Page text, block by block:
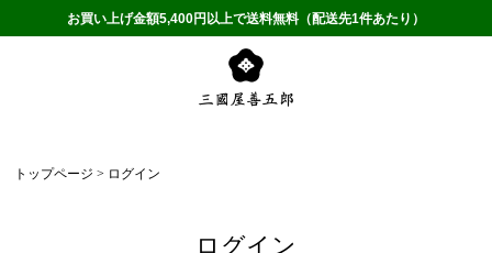
お買い上げ金額5,400円以上で送料無料（配送先1件あたり）
トップページ ログイン
ログイン